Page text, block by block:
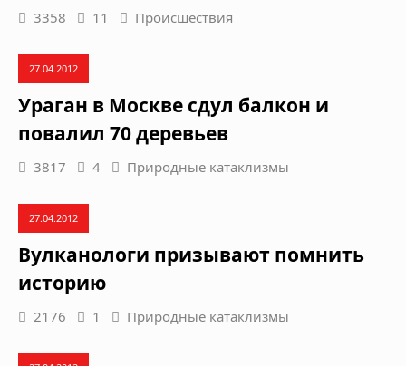
3358 11 Происшествия
27.04.2012
Ураган в Москве сдул балкон и
повалил 70 деревьев
3817 4 Природные катаклизмы
27.04.2012
Вулканологи призывают помнить
историю
2176 1 Природные катаклизмы